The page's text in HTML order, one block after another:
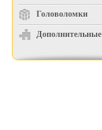
Головоломки
Дополнительные